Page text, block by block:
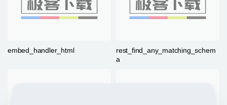
embed_handler_html
rest_find_any_matching_schem
a